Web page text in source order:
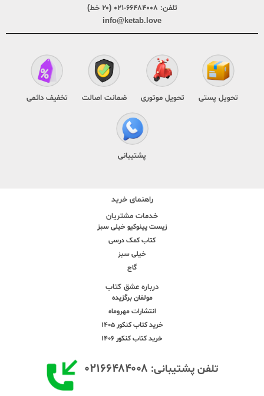
تلفن: ۶۶۴۸۴۰۰۸-۰۲۱ (۲۰ خط)
info@ketab.love
تحویل پستی تحویل موتوری ضمانت اصالت تخفیف دائمی
پشتیبانی
راهنمای خرید
خدمات مشتریان
زیست پینوکیو خیلی سبز
کتاب کمک درسی
خیلی سبز
گاج
درباره عشق کتاب
مولفان برگزیده
انتشارات مهروماه
خرید کتاب کنکور 1405
خرید کتاب کنکور 1406
تلفن پشتیبانی: ۰۲۱۶۶۴۸۴۰۰۸